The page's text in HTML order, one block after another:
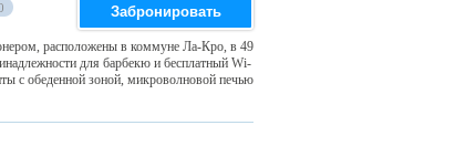
Забронировать
расположены в коммуне Ла-Кро, в 49
для барбекю и бесплатный Wi-
с обеденной зоной, микроволновой печью